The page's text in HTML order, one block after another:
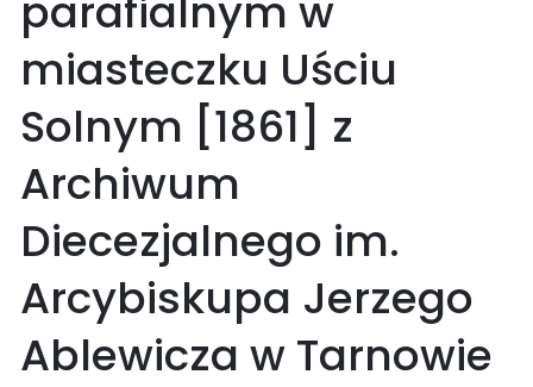
parafialnym w
miasteczku Uściu
Solnym [1861] z
Archiwum
Diecezjalnego im.
Arcybiskupa Jerzego
Ablewicza w Tarnowie